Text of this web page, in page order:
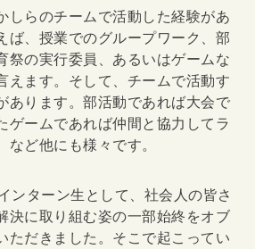
しらのチームで活動した経験があ
ば、授業でのグループワーク、部
祭の実行委員、あるいはゲームな
えます。そして、チームで活動す
あります。部活動であれば大会で
ゲームであれば仲間と協力してラ
ど他にも様々です。
ンターン生として、社会人の皆さ
決に取り組む姿の一部始終をオブ
ただきました。そこで起こってい